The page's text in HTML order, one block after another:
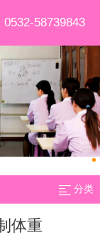
0532-58739843
分类
体重